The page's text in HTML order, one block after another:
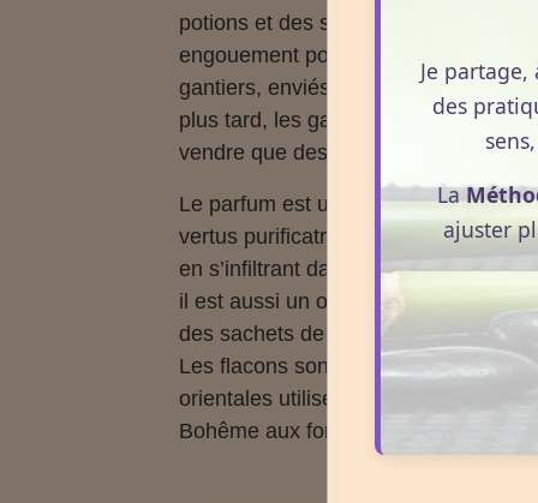
potions et des senteurs nouvelles
engouement pour les parfums.
gantiers, enviés par les merciers.
plus tard, les gantiers reconquièrent
vendre que des produits de leur
Le parfum est utilisé sous toutes
vertus purificatrices. La puanteur
en s’infiltrant dans le corps, est
il est aussi un outil de séduction : les
des sachets de poudre d’Iris.
Les flacons sont de métal émaillé ou
orientales utilisées à Murano et
Bohême aux formes originales,
Je
des
La
ajuster